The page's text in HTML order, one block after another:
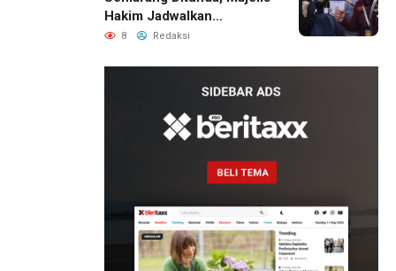
Hakim Jadwalkan
Pemanggilan Ulang BPR
8 Redaksi
lalu
Pemilik
Royal
Phone